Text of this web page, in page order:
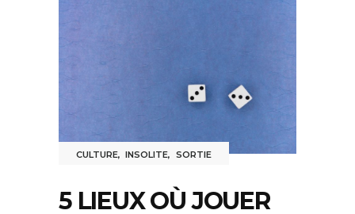
CULTURE,INSOLITE, SORTIE
5 LIEUX OÙ JOUER